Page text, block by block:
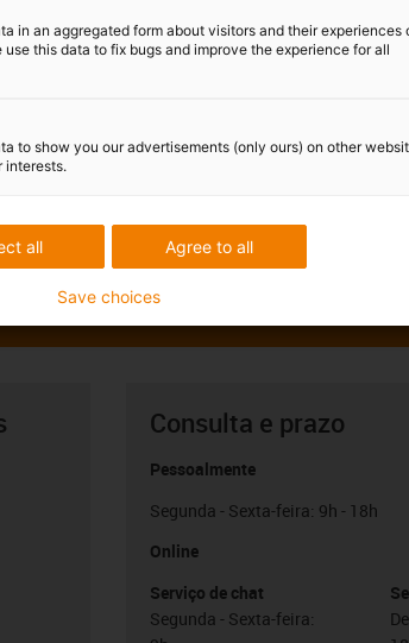
Consulta e prazo
Pessoalmente
Segunda - Sexta-feira: 9h - 18h
Online
Serviço de chat
Segunda - Sexta-feira:
in an aggregated form about visitors and their experiences
use this data to fix bugs and improve the experience for all
to show you our advertisements (only ours) on other
interests.
Agree to all
all
Save choices